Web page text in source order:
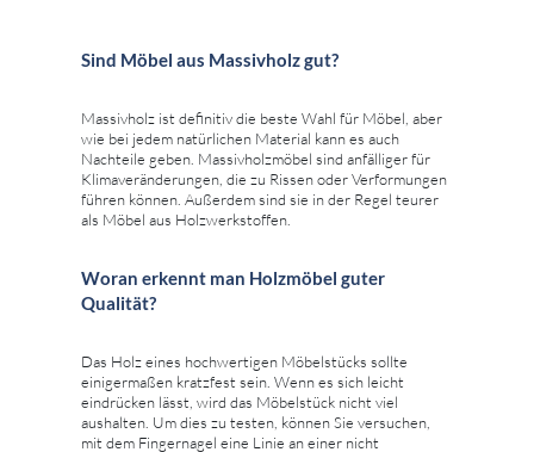
Sind Möbel aus Massivholz gut?
Massivholz ist definitiv die beste Wahl für Möbel, aber
wie bei jedem natürlichen Material kann es auch
Nachteile geben. Massivholzmöbel sind anfälliger für
Klimaveränderungen, die zu Rissen oder Verformungen
führen können. Außerdem sind sie in der Regel teurer
als Möbel aus Holzwerkstoffen.
Woran erkennt man Holzmöbel guter
Qualität?
Das Holz eines hochwertigen Möbelstücks sollte
einigermaßen kratzfest sein. Wenn es sich leicht
eindrücken lässt, wird das Möbelstück nicht viel
aushalten. Um dies zu testen, können Sie versuchen,
mit dem Fingernagel eine Linie an einer nicht